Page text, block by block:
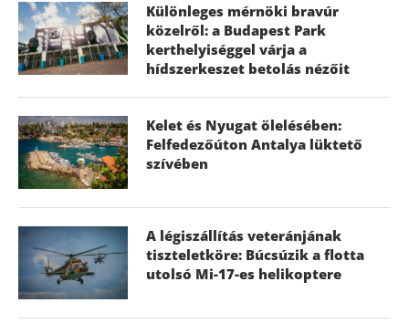
Különleges mérnöki bravúr
közelről: a Budapest Park
kerthelyiséggel várja a
hídszerkeszet betolás nézőit
Kelet és Nyugat ölelésében:
Felfedezőúton Antalya lüktető
szívében
A légiszállítás veteránjának
tiszteletköre: Búcsúzik a flotta
utolsó Mi-17-es helikoptere